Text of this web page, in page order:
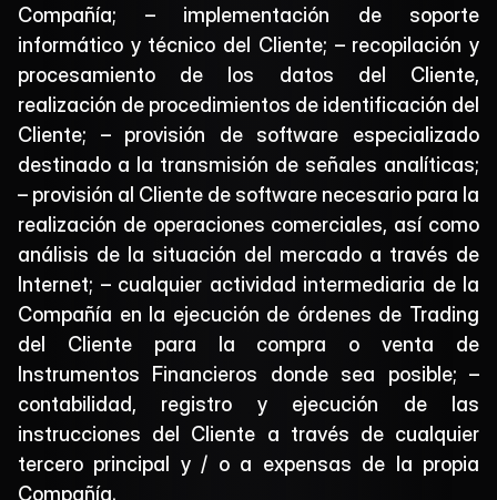
Compañía; – implementación de soporte
informático y técnico del Cliente; – recopilación y
procesamiento de los datos del Cliente,
realización de procedimientos de identificación del
Cliente; – provisión de software especializado
destinado a la transmisión de señales analíticas;
– provisión al Cliente de software necesario para la
realización de operaciones comerciales, así como
análisis de la situación del mercado a través de
Internet; – cualquier actividad intermediaria de la
Compañía en la ejecución de órdenes de Trading
del Cliente para la compra o venta de
Instrumentos Financieros donde sea posible; –
contabilidad, registro y ejecución de las
instrucciones del Cliente a través de cualquier
tercero principal y / o a expensas de la propia
Compañía.